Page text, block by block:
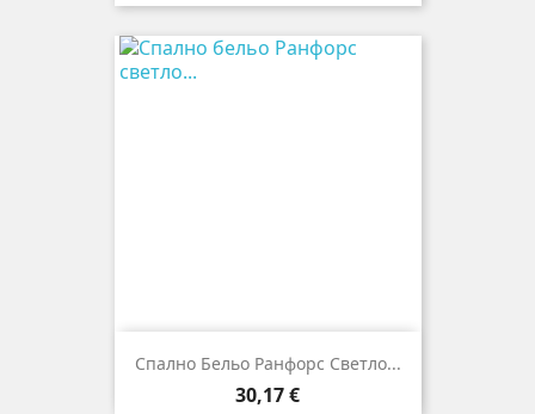
Спално Бельо Ранфорс Светло...
Цена
30,17 €